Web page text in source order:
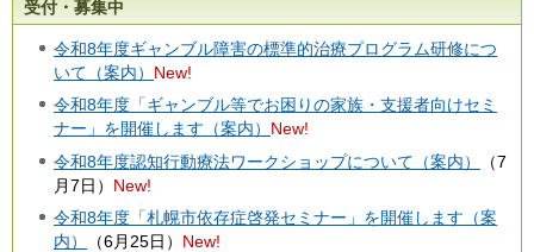
受付・募集中
令和8年度ギャンブル障害の標準的治療プログラム研修につ
いて（案内） New!
令和8年度「ギャンブル等でお困りの家族・支援者向けセミ
ナー」を開催します（案内） New!
令和8年度認知行動療法ワークショップについて（案内）
（7
月7日） New!
令和8年度「札幌市依存症啓発セミナー」を開催します（案
内）
（6月25日） New!